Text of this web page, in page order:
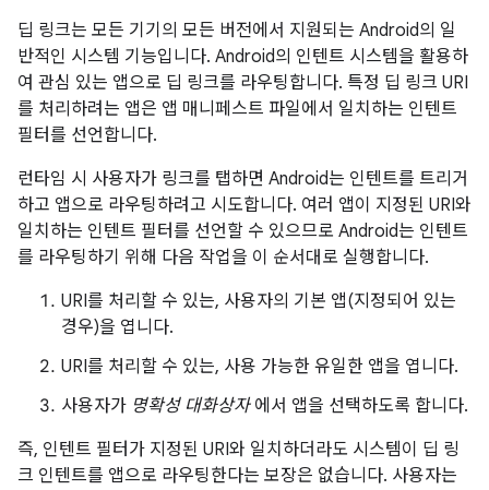
딥 링크는 모든 기기의 모든 버전에서 지원되는 Android의 일
반적인 시스템 기능입니다. Android의 인텐트 시스템을 활용하
여 관심 있는 앱으로 딥 링크를 라우팅합니다. 특정 딥 링크 URI
를 처리하려는 앱은 앱 매니페스트 파일에서 일치하는 인텐트
필터를 선언합니다.
런타임 시 사용자가 링크를 탭하면 Android는 인텐트를 트리거
하고 앱으로 라우팅하려고 시도합니다. 여러 앱이 지정된 URI와
일치하는 인텐트 필터를 선언할 수 있으므로 Android는 인텐트
를 라우팅하기 위해 다음 작업을 이 순서대로 실행합니다.
URI를 처리할 수 있는, 사용자의 기본 앱(지정되어 있는
경우)을 엽니다.
URI를 처리할 수 있는, 사용 가능한 유일한 앱을 엽니다.
사용자가 명확성 대화상자에서 앱을 선택하도록 합니다.
즉, 인텐트 필터가 지정된 URI와 일치하더라도 시스템이 딥 링
크 인텐트를 앱으로 라우팅한다는 보장은 없습니다. 사용자는